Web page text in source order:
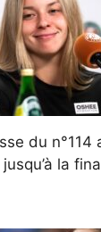
du n°114
la